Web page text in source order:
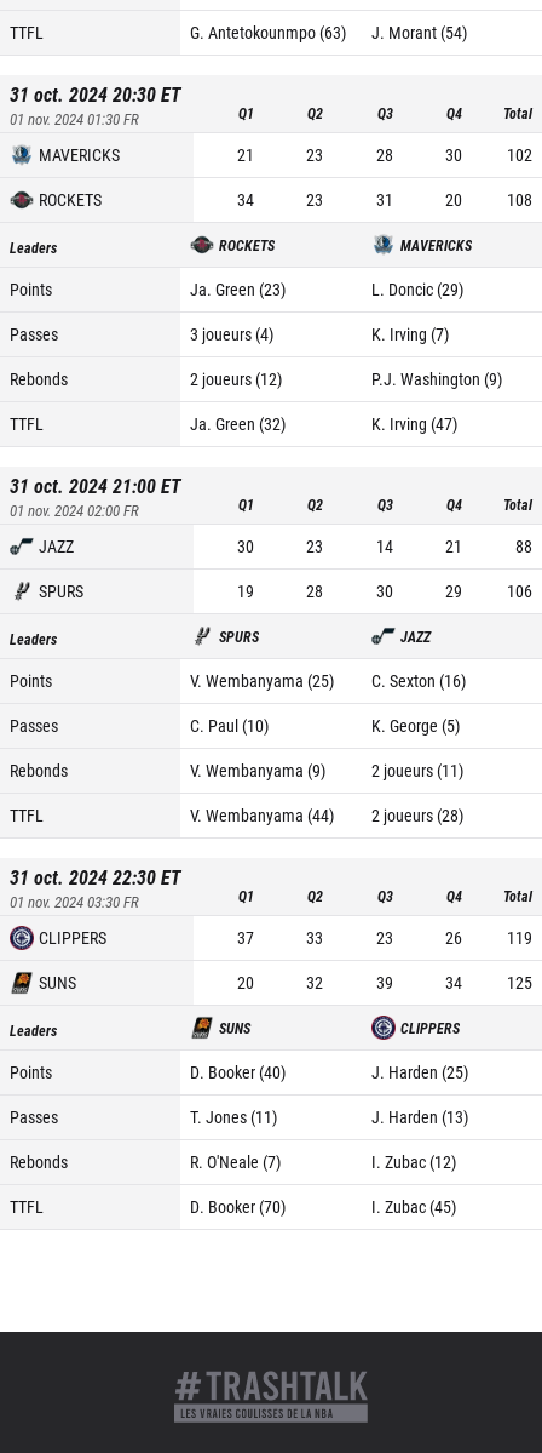
TTFL
G. Antetokounmpo (63) J. Morant (54)
31 oct. 2024 20:30ET
01 nov. 2024 01:30FR Q1 Q2 Q3 Q4 Total
MAVERICKS 21 23 28 30
102
ROCKETS
34 23 31 20 108
Leaders ROCKETS MAVERICKS
Points Ja. Green (23)
L. Doncic (29)
Passes
3 joueurs (4)
K. Irving (7)
Rebonds
2 joueurs (12)
P.J. Washington (9)
TTFL
Ja. Green (32) K. Irving (47)
31 oct. 2024 21:00ET
01 nov. 2024 02:00FR Q1 Q2 Q3 Q4 Total
JAZZ 30 23 14 21
88
SPURS
19 28 30 29 106
Leaders SPURS JAZZ
Points V. Wembanyama (25)
C. Sexton (16)
Passes
C. Paul (10)
K. George (5)
Rebonds
V. Wembanyama (9)
2 joueurs (11)
TTFL
V. Wembanyama (44) 2 joueurs (28)
31 oct. 2024 22:30ET
01 nov. 2024 03:30FR Q1 Q2 Q3 Q4 Total
CLIPPERS 37 33 23 26
119
SUNS
20 32 39 34 125
Leaders SUNS CLIPPERS
Points D. Booker (40)
J. Harden (25)
Passes
T. Jones (11)
J. Harden (13)
Rebonds
R. O'Neale (7)
I. Zubac (12)
TTFL
D. Booker (70) I. Zubac (45)